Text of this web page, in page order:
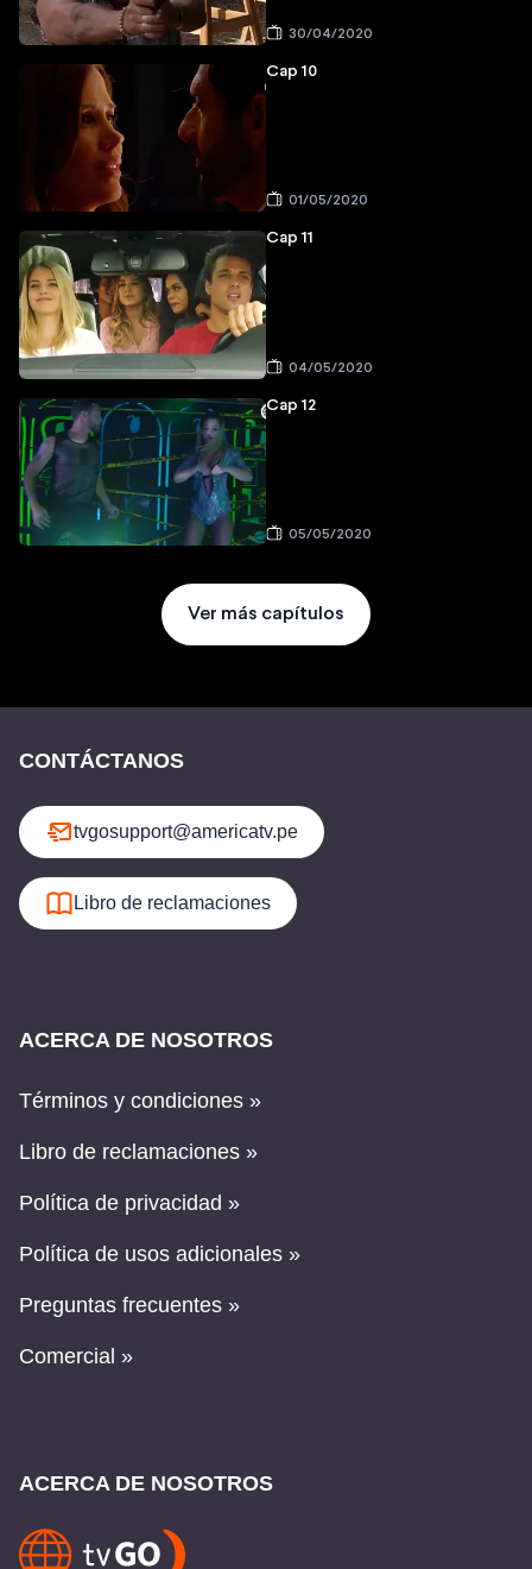
30/04/2020
Cap 10
01/05/2020
Cap 11
04/05/2020
Cap 12
05/05/2020
Ver más capítulos
CONTÁCTANOS
tvgosupport@americatv.pe
Libro de reclamaciones
ACERCA DE NOSOTROS
Términos y condiciones »
Libro de reclamaciones »
Política de privacidad »
Política de usos adicionales »
Preguntas frecuentes »
Comercial »
ACERCA DE NOSOTROS